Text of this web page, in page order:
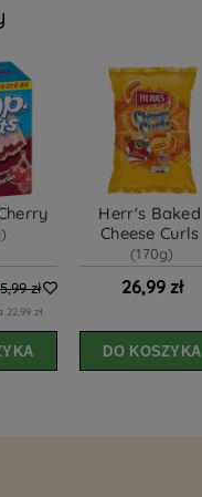
zł
zł
Herr's Baked
Cheese Curls
(170g)
26,99 zł
DO KOSZYKA